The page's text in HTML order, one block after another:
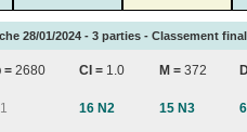
28/01/2024 - 3 parties - Classement final
= 2680 CI = 1.0 M = 372
16 N2 15 N3